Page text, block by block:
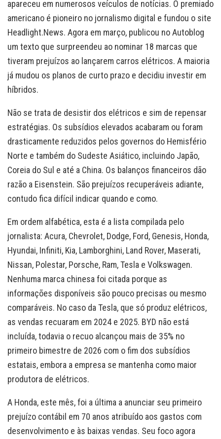
apareceu em numerosos veículos de notícias. O premiado
americano é pioneiro no jornalismo digital e fundou o site
Headlight.News. Agora em março, publicou no Autoblog
um texto que surpreendeu ao nominar 18 marcas que
tiveram prejuízos ao lançarem carros elétricos. A maioria
já mudou os planos de curto prazo e decidiu investir em
híbridos.
Não se trata de desistir dos elétricos e sim de repensar
estratégias. Os subsídios elevados acabaram ou foram
drasticamente reduzidos pelos governos do Hemisfério
Norte e também do Sudeste Asiático, incluindo Japão,
Coreia do Sul e até a China. Os balanços financeiros dão
razão a Eisenstein. São prejuízos recuperáveis adiante,
contudo fica difícil indicar quando e como.
Em ordem alfabética, esta é a lista compilada pelo
jornalista: Acura, Chevrolet, Dodge, Ford, Genesis, Honda,
Hyundai, Infiniti, Kia, Lamborghini, Land Rover, Maserati,
Nissan, Polestar, Porsche, Ram, Tesla e Volkswagen.
Nenhuma marca chinesa foi citada porque as
informações disponíveis são pouco precisas ou mesmo
comparáveis. No caso da Tesla, que só produz elétricos,
as vendas recuaram em 2024 e 2025. BYD não está
incluída, todavia o recuo alcançou mais de 35% no
primeiro bimestre de 2026 com o fim dos subsídios
estatais, embora a empresa se mantenha como maior
produtora de elétricos.
A Honda, este mês, foi a última a anunciar seu primeiro
prejuízo contábil em 70 anos atribuído aos gastos com
desenvolvimento e às baixas vendas. Seu foco agora